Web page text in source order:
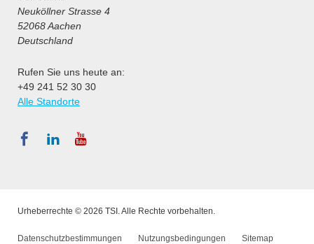
Neuköllner Strasse 4
52068 Aachen
Deutschland
Rufen Sie uns heute an:
+49 241 52 30 30
Alle Standorte
Urheberrechte © 2026 TSI. Alle Rechte vorbehalten.
Datenschutzbestimmungen Nutzungsbedingungen Sitemap